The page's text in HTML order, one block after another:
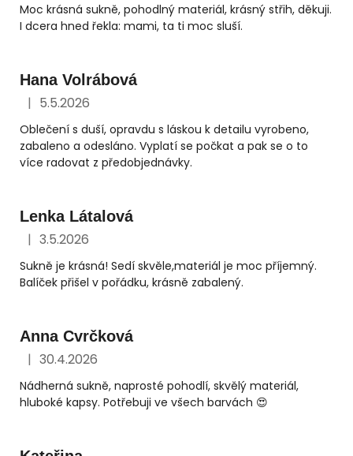
Moc krásná sukně, pohodlný materiál, krásný střih, děkuji.
I dcera hned řekla: mami, ta ti moc sluší.
Hana Volrábová
Hodnocení obchodu je 5 z 5 hvězdiček.
| 5.5.2026
Oblečení s duší, opravdu s láskou k detailu vyrobeno,
zabaleno a odesláno. Vyplatí se počkat a pak se o to
více radovat z předobjednávky.
Lenka Látalová
Hodnocení obchodu je 5 z 5 hvězdiček.
| 3.5.2026
Sukně je krásná! Sedí skvěle,materiál je moc příjemný.
Balíček přišel v pořádku, krásně zabalený.
Anna Cvrčková
Hodnocení obchodu je 5 z 5 hvězdiček.
| 30.4.2026
Nádherná sukně, naprosté pohodlí, skvělý materiál,
hluboké kapsy. Potřebuji ve všech barvách 😍